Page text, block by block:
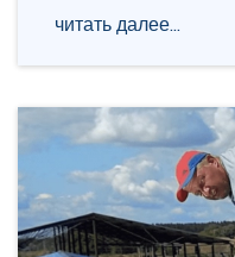
читать далее...